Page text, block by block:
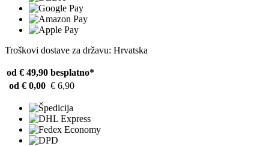
Troškovi dostave za državu: Hrvatska
od € 49,90 besplatno*
od € 0,00 € 6,90